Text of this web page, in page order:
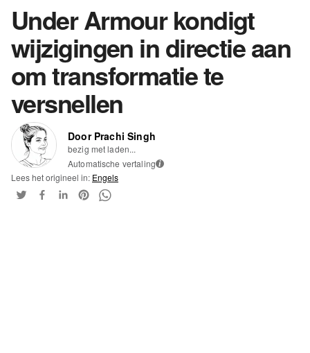
Under Armour kondigt
wijzigingen in directie aan
om transformatie te
versnellen
Door Prachi Singh
bezig met laden...
Automatische vertaling i
Lees het origineel in: Engels